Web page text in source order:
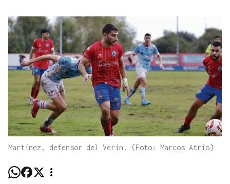
Martínez, defensor del Verín. (Foto: Marcos Atrio)